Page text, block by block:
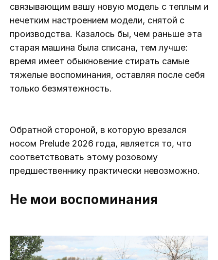
связывающим вашу новую модель с теплым и
нечетким настроением модели, снятой с
производства. Казалось бы, чем раньше эта
старая машина была списана, тем лучше:
время имеет обыкновение стирать самые
тяжелые воспоминания, оставляя после себя
только безмятежность.
Обратной стороной, в которую врезался
носом Prelude 2026 года, является то, что
соответствовать этому розовому
предшественнику практически невозможно.
Не мои воспоминания